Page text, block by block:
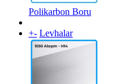
Polikarbon Boru
+- Levhalar